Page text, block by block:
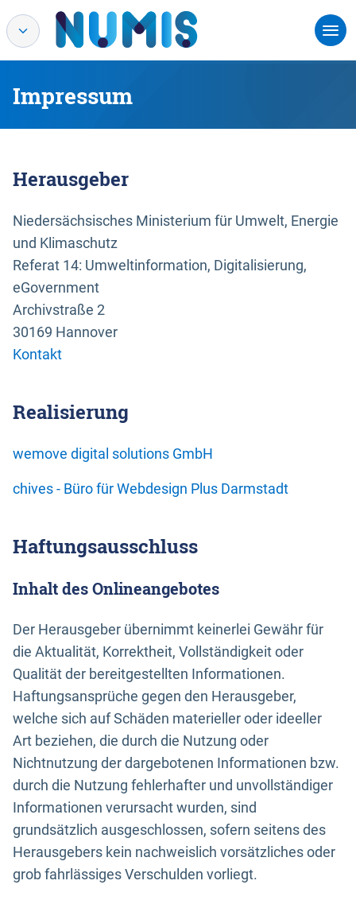
Impressum
Herausgeber
Niedersächsisches Ministerium für Umwelt, Energie
und Klimaschutz
Referat 14: Umweltinformation, Digitalisierung,
eGovernment
Archivstraße 2
30169 Hannover
Kontakt
Realisierung
wemove digital solutions GmbH
chives - Büro für Webdesign Plus Darmstadt
Haftungsausschluss
Inhalt des Onlineangebotes
Der Herausgeber übernimmt keinerlei Gewähr für
die Aktualität, Korrektheit, Vollständigkeit oder
Qualität der bereitgestellten Informationen.
Haftungsansprüche gegen den Herausgeber,
welche sich auf Schäden materieller oder ideeller
Art beziehen, die durch die Nutzung oder
Nichtnutzung der dargebotenen Informationen bzw.
durch die Nutzung fehlerhafter und unvollständiger
Informationen verursacht wurden, sind
grundsätzlich ausgeschlossen, sofern seitens des
Herausgebers kein nachweislich vorsätzliches oder
grob fahrlässiges Verschulden vorliegt.